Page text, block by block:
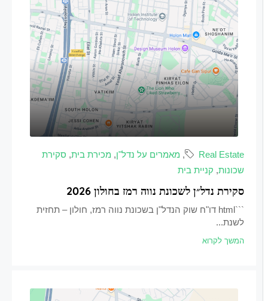
Real Estate
,מאמרים על נדל"ן,מכירת בית,סקירת
שכונות,קניית בית
סקירת נדל״ן לשכונת נווה רמז בחולון 2026
```html דו"ח שוק הנדל"ן בשכונת נווה רמז, חולון – תחזית
לשנת...
המשך לקרוא